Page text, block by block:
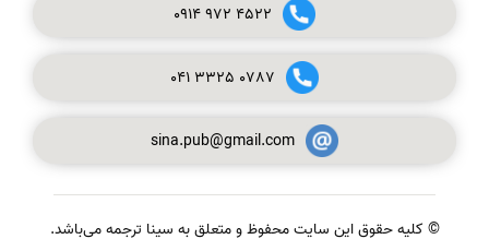
0914972 4522
041 3325 0787
sina.pub@gmail.com
© کلیه حقوق این سایت محفوظ و متعلق به سینا ترجمه می‌باشد.